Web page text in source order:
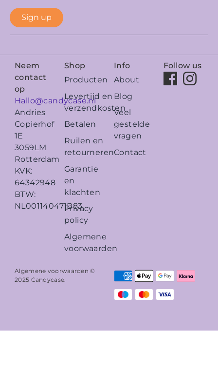
Sign up
Neem
contact
op
Hallo@candycase.nl
Andries
Copierhof
1E
3059LM
Rotterdam
KVK:
64342948
BTW:
NL001140471B83
Shop
Producten
Levertijd en
verzendkosten
Betalen
Ruilen en
retourneren
Garantie
en
klachten
Privacy
policy
Algemene
voorwaarden
Info
About
Blog
Veel
gestelde
vragen
Contact
Follow us
Algemene voorwaarden ©
2025 Candycase